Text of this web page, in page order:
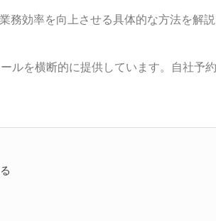
務効率を向上させる具体的な方法を解
を横断的に提供しています。自社予